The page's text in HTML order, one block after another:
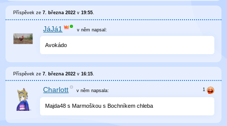
Příspěvek ze7. března 2022 v19:55.
JáJá1 v něm napsal:
Avokádo
Příspěvek ze7. března 2022 v16:15
Charlott v němnapsala:
Majda48 s Marmoškou s Bochníkem chleba